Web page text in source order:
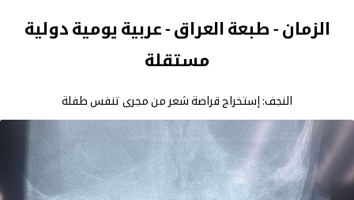
الزمان - طبعة العراق - عربية يومية دولية
مستقلة
النجف: إستخراج قراصة شعر من مجرى تنفس طفلة